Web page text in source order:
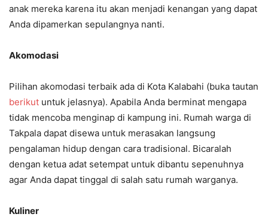
anak mereka karena itu akan menjadi kenangan yang dapat
Anda dipamerkan sepulangnya nanti.
Akomodasi
Pilihan akomodasi terbaik ada di Kota Kalabahi (buka tautan
berikut untuk jelasnya). Apabila Anda berminat mengapa
tidak mencoba menginap di kampung ini. Rumah warga di
Takpala dapat disewa untuk merasakan langsung
pengalaman hidup dengan cara tradisional. Bicaralah
dengan ketua adat setempat untuk dibantu sepenuhnya
agar Anda dapat tinggal di salah satu rumah warganya.
Kuliner